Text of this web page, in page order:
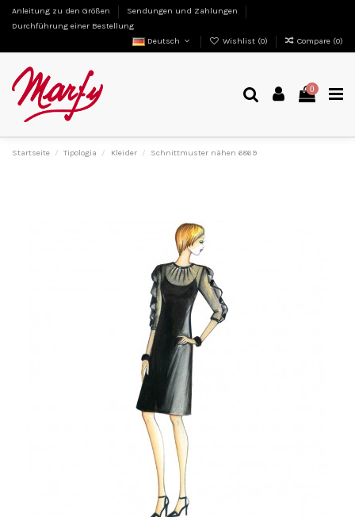
Anleitung zu den Größen
Sendungen und Zahlungen
Durchführung einer Bestellung
Deutsch
Wishlist (0) Compare (0)
0
Startseite Tipologia Kleider Schnittmuster nähen 6869